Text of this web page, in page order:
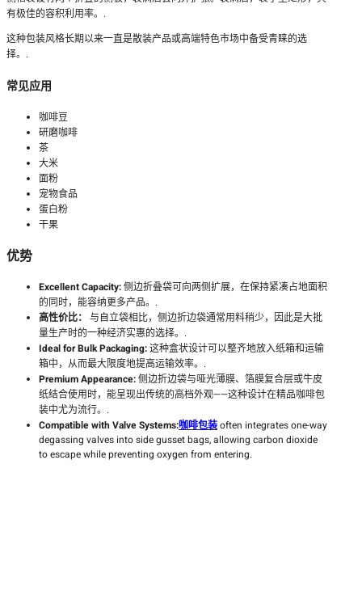
有极佳的容积利用率。.
这种包装风格长期以来一直是散装产品或高端特色市场中备受青睐的选
择。.
常见应用
咖啡豆
研磨咖啡
茶
大米
面粉
宠物食品
蛋白粉
干果
优势
Excellent Capacity:侧边折叠袋可向两侧扩展，在保持紧凑占地面积
的同时，能容纳更多产品。.
高性价比： 与自立袋相比，侧边折边袋通常用料稍少，因此是大批
量生产时的一种经济实惠的选择。.
Ideal for Bulk Packaging:这种盒状设计可以整齐地放入纸箱和运输
箱中，从而最大限度地提高运输效率。.
Premium Appearance:侧边折边袋与哑光薄膜、箔膜复合层或牛皮
纸结合使用时，能呈现出传统的高档外观——这种设计在精品咖啡包
装中尤为流行。.
Compatible with Valve Systems:咖啡包装often integrates one-way
degassing valves into side gusset bags, allowing carbon dioxide
to escape while preventing oxygen from entering.